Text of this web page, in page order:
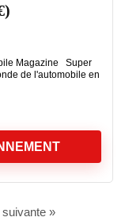
Magazine Super
de l'automobile en
suivante »